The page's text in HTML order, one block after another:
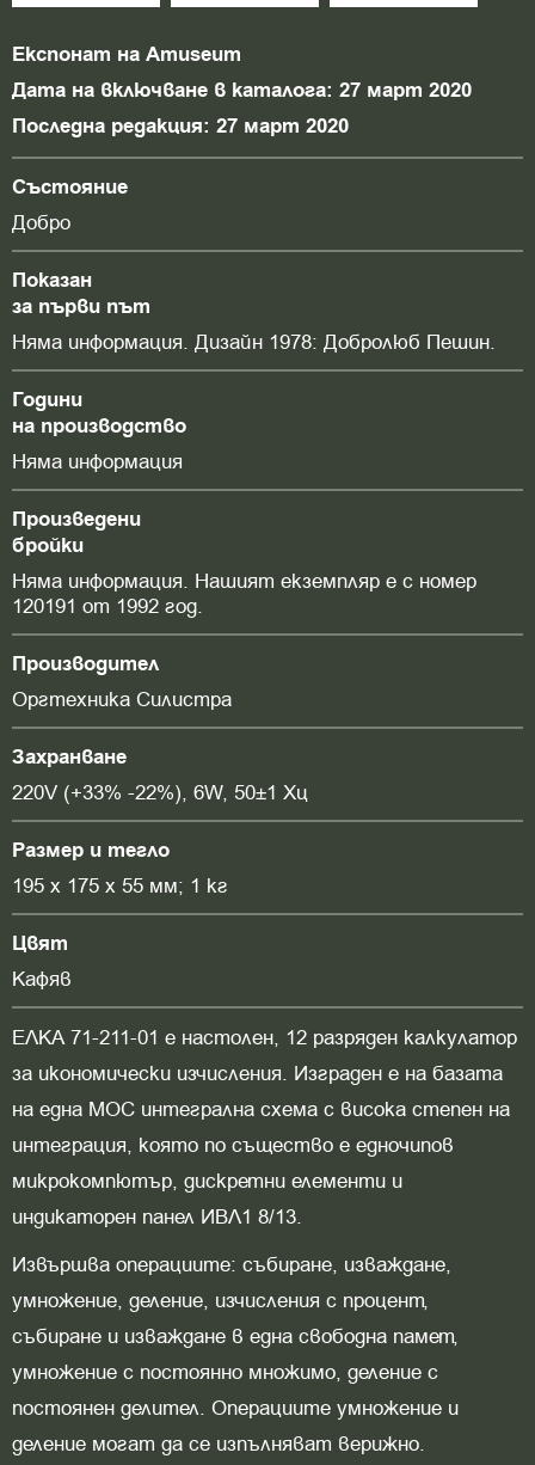
Експонат на Amuseum
Дата на включване в каталога: 27 март 2020
Последна редакция: 27 март 2020
Състояние
Добро
Показан
за първи път
Няма информация. Дизайн 1978: Добролюб Пешин.
Години
на производство
Няма информация
Произведени
бройки
Няма информация. Нашият екземпляр е с номер
120191 от 1992 год.
Производител
Оргтехника Силистра
Захранване
220V (+33% -22%), 6W, 50±1 Хц
Размер и тегло
195 х 175 х 55 мм; 1 кг
Цвят
Кафяв
ЕЛКА 71-211-01 е настолен, 12 разряден калкулатор
за икономически изчисления. Изграден е на базата
на една МОС интегрална схема с висока степен на
интеграция, която по същество е едночипов
микрокомпютър, дискретни елементи и
индикаторен панел ИВЛ1 8/13.
Извършва операциите: събиране, изваждане,
умножение, деление, изчисления с процент,
събиране и изваждане в една свободна памет,
умножение с постоянно множимо, деление с
постоянен делител. Операциите умножение и
деление могат да се изпълняват верижно.